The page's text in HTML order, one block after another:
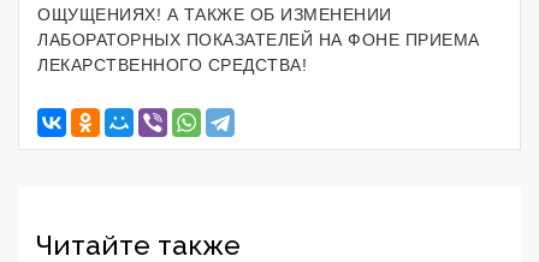
ОЩУЩЕНИЯХ! А ТАКЖЕ ОБ ИЗМЕНЕНИИ
ЛАБОРАТОРНЫХ ПОКАЗАТЕЛЕЙ НА ФОНЕ ПРИЕМА
ЛЕКАРСТВЕННОГО СРЕДСТВА!
Читайте также